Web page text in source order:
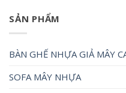
SẢN PHẨM
BÀN GHẾ NHỰA GIẢ MÂY
SOFA MÂY NHỰA